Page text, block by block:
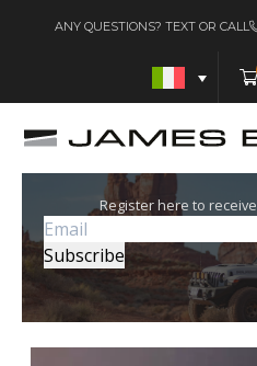
ANY QUESTIONS? TEXT OR CALL
Register here to receive